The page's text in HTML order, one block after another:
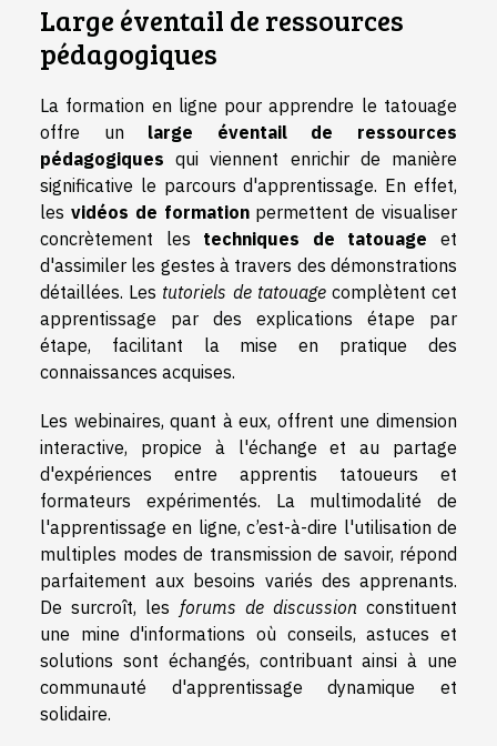
Large éventail de ressources
pédagogiques
La formation en ligne pour apprendre le tatouage
offre un large éventail de ressources
pédagogiques qui viennent enrichir de manière
significative le parcours d'apprentissage. En effet,
les vidéos de formationpermettent de visualiser
concrètement les techniques de tatouage et
d'assimiler les gestes à travers des démonstrations
détaillées. Les tutoriels de tatouagecomplètent cet
apprentissage par des explications étape par
étape, facilitant la mise en pratique des
connaissances acquises.
Les webinaires, quant à eux, offrent une dimension
interactive, propice à l'échange et au partage
d'expériences entre apprentis tatoueurs et
formateurs expérimentés. La multimodalité de
l'apprentissage en ligne, c’est-à-dire l'utilisation de
multiples modes de transmission de savoir, répond
parfaitement aux besoins variés des apprenants.
De surcroît, les forums de discussion constituent
une mine d'informations où conseils, astuces et
solutions sont échangés, contribuant ainsi à une
communauté d'apprentissage dynamique et
solidaire.